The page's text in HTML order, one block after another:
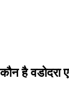
कौन है वडोदरा